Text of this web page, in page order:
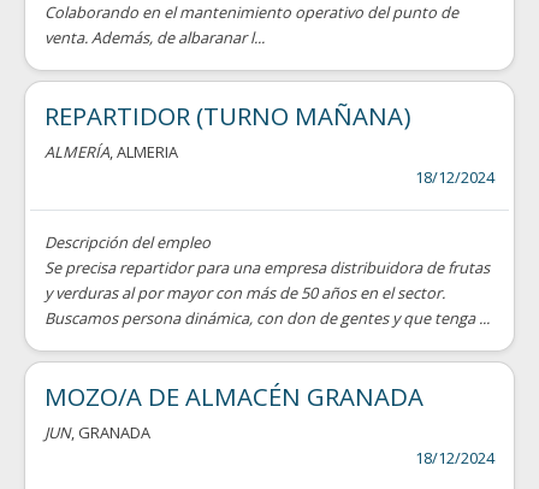
Colaborando en el mantenimiento operativo del punto de
venta. Además, de albaranar l...
REPARTIDOR (TURNO MAÑANA)
ALMERÍA, ALMERIA
18/12/2024
Descripción del empleo
Se precisa repartidor para una empresa distribuidora de frutas
y verduras al por mayor con más de 50 años en el sector.
Buscamos persona dinámica, con don de gentes y que tenga ...
MOZO/A DE ALMACÉN GRANADA
JUN, GRANADA
18/12/2024